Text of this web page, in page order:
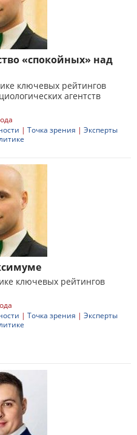
«спокойных» над
ключевых рейтингов
агентств
| Точка зрения | Эксперты
ключевых рейтингов
| Точка зрения | Эксперты